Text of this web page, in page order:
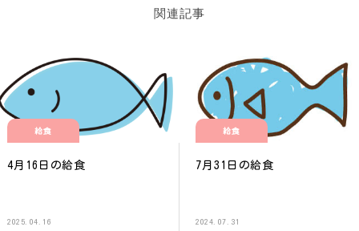
関連記事
給食
4月16日の給食
2025.04.16
給食
7月31日の給食
2024.07.31